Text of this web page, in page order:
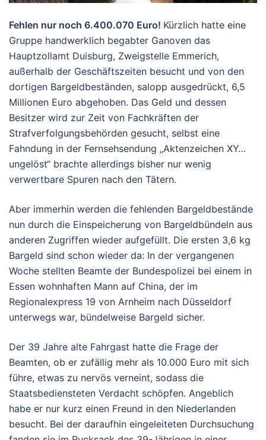
Fehlen nur noch 6.400.070 Euro! Kürzlich hatte eine
Gruppe handwerklich begabter Ganoven das
Hauptzollamt Duisburg, Zweigstelle Emmerich,
außerhalb der Geschäftszeiten besucht und von den
dortigen Bargeldbeständen, salopp ausgedrückt, 6,5
Millionen Euro abgehoben. Das Geld und dessen
Besitzer wird zur Zeit von Fachkräften der
Strafverfolgungsbehörden gesucht, selbst eine
Fahndung in der Fernsehsendung „Aktenzeichen XY…
ungelöst“ brachte allerdings bisher nur wenig
verwertbare Spuren nach den Tätern.
Aber immerhin werden die fehlenden Bargeldbestände
nun durch die Einspeicherung von Bargeldbündeln aus
anderen Zugriffen wieder aufgefüllt. Die ersten 3,6 kg
Bargeld sind schon wieder da: In der vergangenen
Woche stellten Beamte der Bundespolizei bei einem in
Essen wohnhaften Mann auf China, der im
Regionalexpress 19 von Arnheim nach Düsseldorf
unterwegs war, bündelweise Bargeld sicher.
Der 39 Jahre alte Fahrgast hatte die Frage der
Beamten, ob er zufällig mehr als 10.000 Euro mit sich
führe, etwas zu nervös verneint, sodass die
Staatsbediensteten Verdacht schöpfen. Angeblich
habe er nur kurz einen Freund in den Niederlanden
besucht. Bei der daraufhin eingeleiteten Durchsuchung